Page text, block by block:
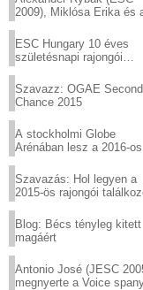
2009), Miklósa Erika és
sztárjai a Margitszigeten
ESC Hungary 10 éves
születésnapi rajongói
Szavazz: OGAE Second
Chance 2015
A stockholmi Globe
Arénában lesz a 2016-os
Szavazás: Hol legyen a
2015-ös rajongói
Blog: Bécs tényleg kitett
magáért
Antonio José (JESC
megnyerte a Voice